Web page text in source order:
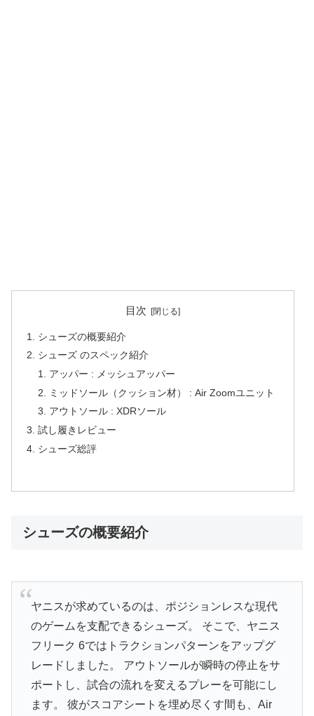
目次
シューズの概要紹介
シューズ のスペック紹介
アッパー : メッシュアッパー
ミッドソール（クッション材） : Air Zoomユニット
アウトソール : XDRソール
試し履きレビュー
シューズ総評
シューズの概要紹介
ヤニスが求めているのは、ポジションレスな現代
のゲームを支配できるシューズ。 そこで、ヤニス
フリーク 6ではトラクションパターンをアップグ
レードしました。 アウトソールが瞬時の停止をサ
ポートし、試合の流れを変えるプレーを可能にし
ます。 彼がスコアシートを埋め尽くす間も、Air